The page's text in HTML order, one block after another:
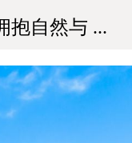
抱自然与 ...